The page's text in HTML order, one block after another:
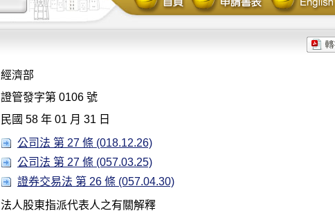
經濟部
證管發字第 0106 號
民國 58 年 01 月 31 日
公司法 第 27 條 (018.12.26)
公司法 第 27 條 (057.03.25)
證券交易法 第 26 條 (057.04.30)
法人股東指派代表人之有關解釋